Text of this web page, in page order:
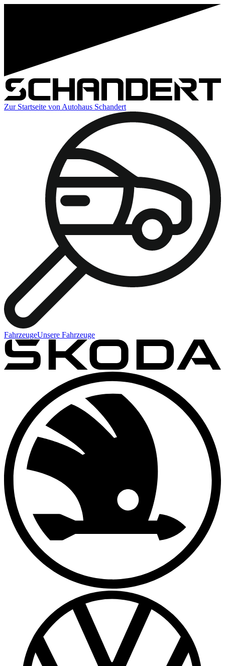
Zur Startseite von Autohaus Schandert
FahrzeugeUnsere Fahrzeuge